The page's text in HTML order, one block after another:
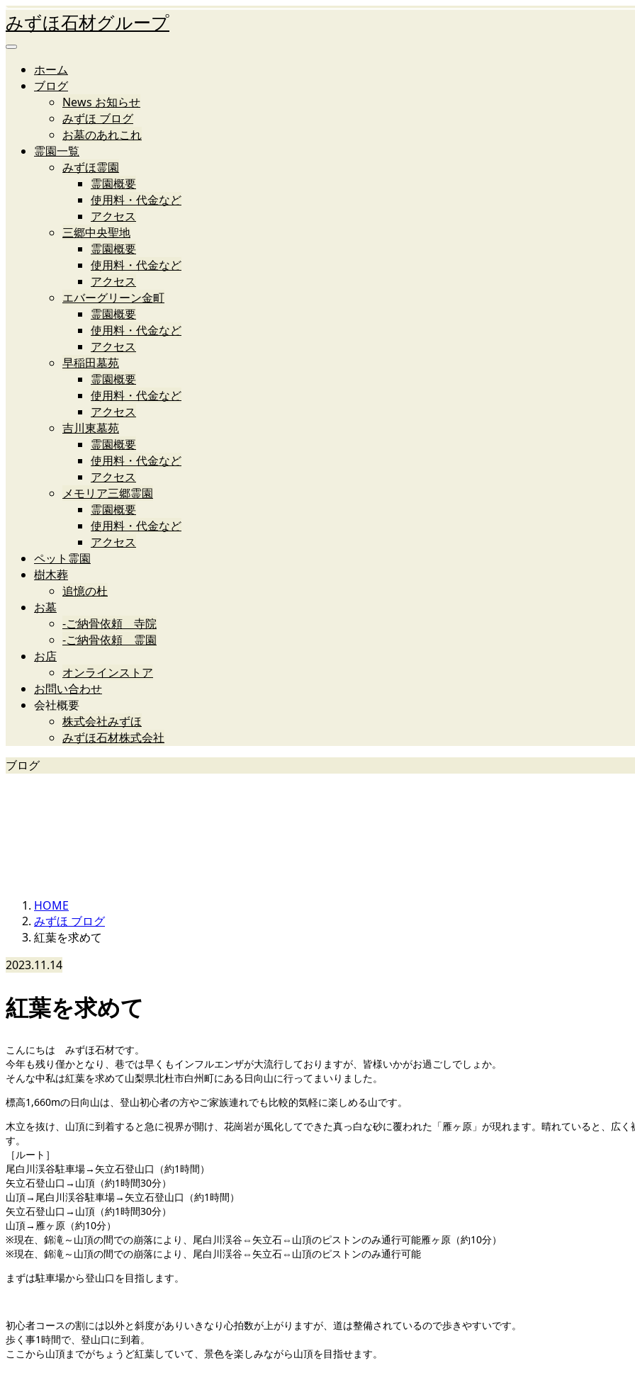
みずほ石材グループ
ホーム
ブログ
News お知らせ
みずほ ブログ
お墓のあれこれ
霊園一覧
みずほ霊園
霊園概要
使用料・代金など
アクセス
三郷中央聖地
霊園概要
使用料・代金など
アクセス
エバーグリーン金町
霊園概要
使用料・代金など
アクセス
早稲田墓苑
霊園概要
使用料・代金など
アクセス
吉川東墓苑
霊園概要
使用料・代金など
アクセス
メモリア三郷霊園
霊園概要
使用料・代金など
アクセス
ペット霊園
樹木葬
追憶の杜
お墓
-ご納骨依頼 寺院
-ご納骨依頼 霊園
お店
オンラインストア
お問い合わせ
会社概要
株式会社みずほ
みずほ石材株式会社
ブログ
HOME
みずほ ブログ
紅葉を求めて
2023.11.14
紅葉を求めて
こんにちは みずほ石材です。
今年も残り僅かとなり、巷では早くもインフルエンザが大流行しておりますが、皆様いかがお過ごしでしょか。
そんな中私は紅葉を求めて山梨県北杜市白州町にある日向山に行ってまいりました。
標高1,660mの日向山は、登山初心者の方やご家族連れでも比較的気軽に楽しめる山です。
木立を抜け、山頂に到着すると急に視界が開け、花崗岩が風化してできた真っ白な砂に覆われた「雁ヶ原」が現れます。晴れていると、広
す。
［ルート］
尾白川渓谷駐車場→矢立石登山口（約1時間）
矢立石登山口→山頂（約1時間30分）
山頂→尾白川渓谷駐車場→矢立石登山口（約1時間）
矢立石登山口→山頂（約1時間30分）
山頂→雁ヶ原（約10分）
※現在、錦滝～山頂の間での崩落により、尾白川渓谷⇔矢立石⇔山頂のピストンのみ通行可能雁ヶ原（約10分）
※現在、錦滝～山頂の間での崩落により、尾白川渓谷⇔矢立石⇔山頂のピストンのみ通行可能
まずは駐車場から登山口を目指します。
初心者コースの割には以外と斜度がありいきなり心拍数が上がりますが、道は整備されているので歩きやすいです。
歩く事1時間で、登山口に到着。
ここから山頂までがちょうど紅葉していて、景色を楽しみながら山頂を目指せます。